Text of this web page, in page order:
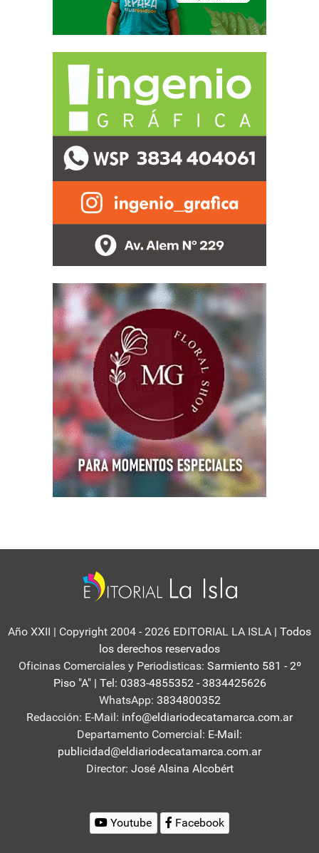
Año XXII | Copyright 2004 - 2026 EDITORIAL LA ISLA | Todos
los derechos reservados
Oficinas Comerciales y Periodisticas: Sarmiento 581 - 2º
Piso "A" | Tel: 0383-4855352 - 3834425626
WhatsApp: 3834800352
Redacción: E-Mail: info@eldiariodecatamarca.com.ar
Departamento Comercial: E-Mail:
publicidad@eldiariodecatamarca.com.ar
Director: José Alsina Alcobért
Youtube Facebook